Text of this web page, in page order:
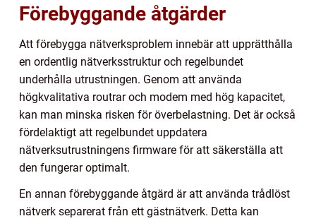
Förebyggande åtgärder
Att förebygga nätverksproblem innebär att upprätthålla
en ordentlig nätverksstruktur och regelbundet
underhålla utrustningen. Genom att använda
högkvalitativa routrar och modem med hög kapacitet,
kan man minska risken för överbelastning. Det är också
fördelaktigt att regelbundet uppdatera
nätverksutrustningens firmware för att säkerställa att
den fungerar optimalt.
En annan förebyggande åtgärd är att använda trådlöst
nätverk separerat från ett gästnätverk. Detta kan